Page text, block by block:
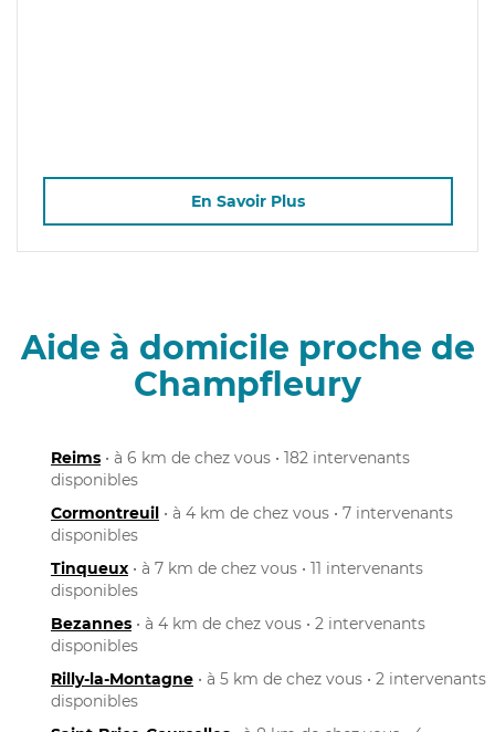
En Savoir Plus
Aide à domicile proche de
Champfleury
Reims • à 6 km de chez vous • 182 intervenants
disponibles
Cormontreuil • à 4 km de chez vous • 7 intervenants
disponibles
Tinqueux • à 7 km de chez vous • 11 intervenants
disponibles
Bezannes • à 4 km de chez vous • 2 intervenants
disponibles
Rilly-la-Montagne • à 5 km de chez vous • 2 intervenants
disponibles